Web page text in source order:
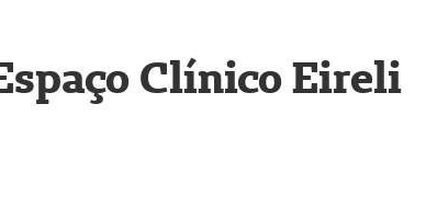
Clínico Eireli